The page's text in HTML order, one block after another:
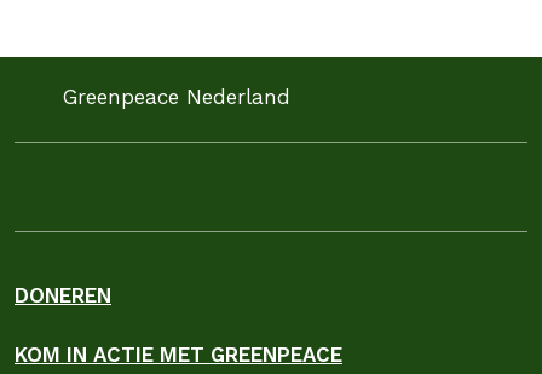
Greenpeace Nederland
DONEREN
KOM IN ACTIE MET GREENPEACE